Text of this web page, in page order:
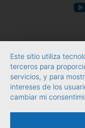
Este sitio utiliza
terceros para
servicios, y para
intereses de los
cambiar mi